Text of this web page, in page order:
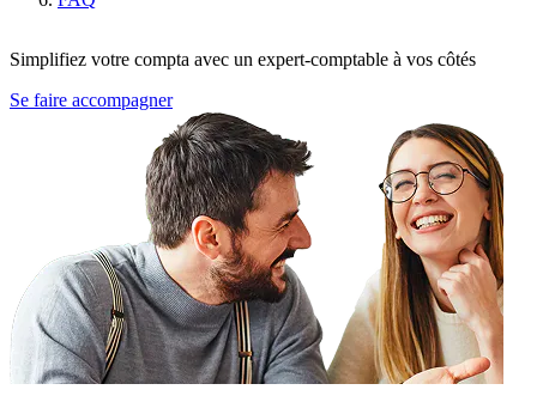
Simplifiez votre compta avec un expert-comptable à vos côtés
Se faire accompagner